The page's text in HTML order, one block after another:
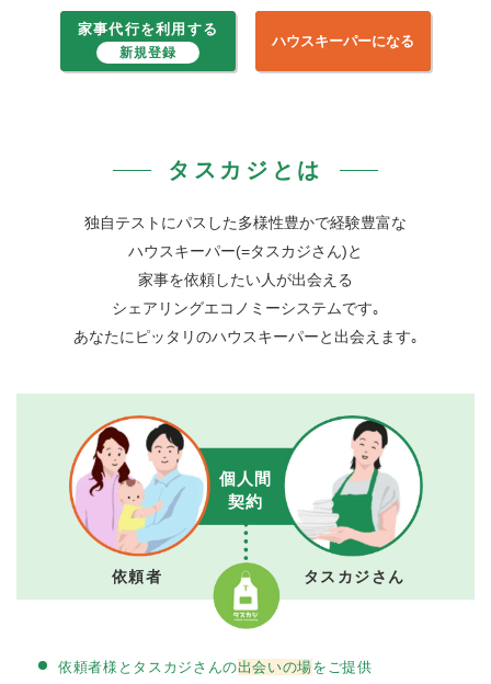
家事代行を利用する
新規登録
ハウスキーパーになる
タスカジとは
独自テストにパスした多様性豊かで経験豊富な
ハウスキーパー(=タスカジさん)と
家事を依頼したい人が出会える
シェアリングエコノミーシステムです｡
あなたにピッタリのハウスキーパーと出会えます｡
依頼者
個人間
契約
タスカジさん
依頼者様とタスカジさんの出会いの場をご提供